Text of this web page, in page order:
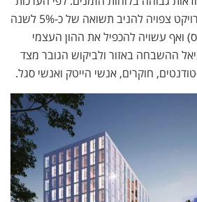
המומחים, ההשקעה בפרויקט צפויה להניב תשואה של כ-5% לשנה
ואף עשויה להכפיל את ההון העצמי
ההשבחה באזור ולביקוש הגובר מצד
חוקרים, אנשי הייטק ואנשי סגל.